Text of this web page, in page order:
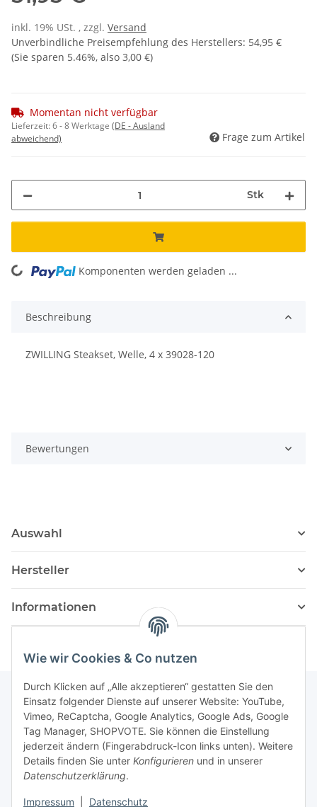
Wie wir Cookies & Co nutzen
Durch Klicken auf „Alle akzeptieren“ gestatten Sie den
Einsatz folgender Dienste auf unserer Website: YouTube,
Vimeo, ReCaptcha, Google Analytics, Google Ads, Google
Tag Manager, SHOPVOTE. Sie können die Einstellung
jederzeit ändern (Fingerabdruck-Icon links unten). Weitere
Details finden Sie unter Konfigurieren und in unserer
Datenschutzerklärung.
Impressum Datenschutz
inkl. 19% USt. , zzgl. Versand
Unverbindliche Preisempfehlung des Herstellers: 54,95 €
(Sie sparen 5.46%, also 3,00 €)
Momentan nicht verfügbar
Lieferzeit:6 - 8 Werktage (DE - Ausland
abweichend)
Frage zum Artikel
Stk
Loading... Komponenten werden geladen ...
Beschreibung
ZWILLING Steakset, Welle, 4 x 39028-120
Bewertungen
Auswahl
Hersteller
Informationen
Newsletter Abonnieren
Bitte senden Sie mir entsprechend Ihrer
Datenschutzerklärung
regelmäßig und jederzeit widerruflich
Informationen zu Ihrem Produktsortiment per E-Mail zu.